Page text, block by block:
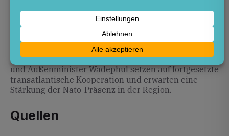
Die weiteren Gespräche zwischen Deutschland, den
Nato-Partnern und den USA werden zeigen, ob eine
gemeinsame Sicherheitslösung für Grönland und die
Arktis umgesetzt werden kann. Bundeskanzler Merz
und Außenminister Wadephul setzen auf fortgesetzte
transatlantische Kooperation und erwarten eine
Stärkung der Nato-Präsenz in der Region.
Quellen